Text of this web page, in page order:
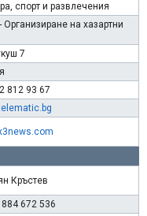
спорт и развлечения
Организиране на хазартни
7
812 93 67
Кръстев
672 536